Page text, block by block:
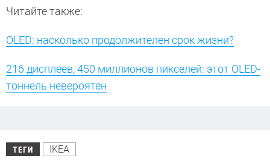
Читайте также:
OLED: насколько продолжителен срок жизни?
216 дисплеев, 450 миллионов пикселей: этот OLED-
тоннель невероятен
ТЕГИ IKEA